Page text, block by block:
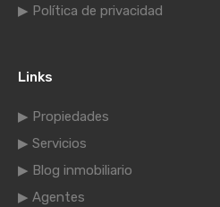
▶ Política de privacidad
Links
▶ Propiedades
▶ Servicios
▶ Blog inmobiliario
▶ Agentes